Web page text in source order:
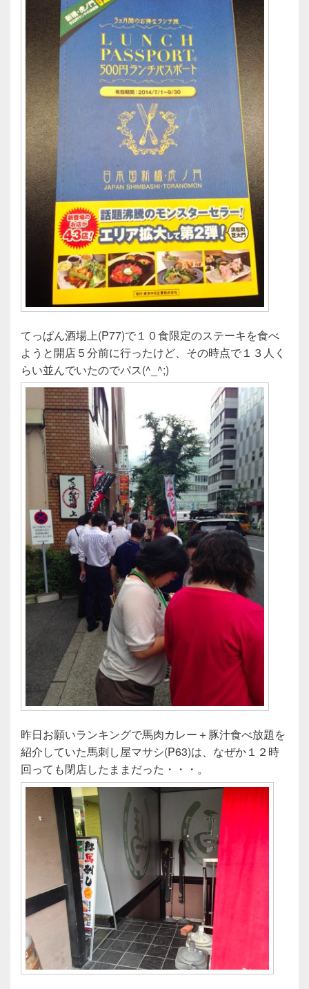
てっぱん酒場上(P77)で１０食限定のステーキを食べ
ようと開店５分前に行ったけど、その時点で１３人く
らい並んでいたのでパス(^_^;)
昨日お願いランキングで馬肉カレー＋豚汁食べ放題を
紹介していた馬刺し屋マサシ(P63)は、なぜか１２時
回っても閉店したままだった・・・。